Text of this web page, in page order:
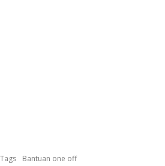
Tags Bantuan one off